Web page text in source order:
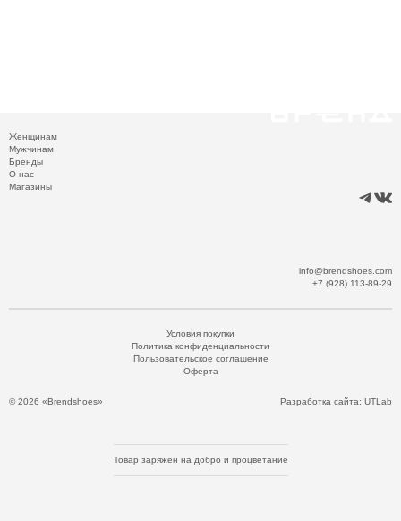
Женщинам
Мужчинам
Бренды
О нас
Магазины
info@brendshoes.com
+7 (928) 113-89-29
© 2026 «Brendshoes»
Условия покупки
Политика конфиденциальности
Пользовательское соглашение
Оферта
Разработка сайта: UTLab
Товар заряжен на добро и процветание